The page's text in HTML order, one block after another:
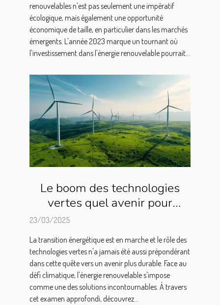
renouvelables n'est pas seulement une impératif
écologique, mais également une opportunité
économique de taille, en particulier dans les marchés
émergents. L'année 2023 marque un tournant où
l'investissement dans l'énergie renouvelable pourrait...
Le boom des technologies
vertes quel avenir pour
l'énergie renouvelable dans le
monde
23/03/2025
La transition énergétique est en marche et le rôle des
technologies vertes n'a jamais été aussi prépondérant
dans cette quête vers un avenir plus durable. Face au
défi climatique, l'énergie renouvelable s'impose
comme une des solutions incontournables. À travers
cet examen approfondi, découvrez...